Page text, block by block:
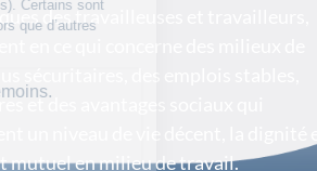
des travailleuses et travailleurs,
en ce qui concerne des milieux de
et des avantages sociaux qui
un niveau de vie décent, la dignité et
mutuel en milieu de travail.